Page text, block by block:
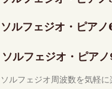
ソルフェジオ・ピア
ソルフェジオ・ピア
ソルフェジオ周波数を気軽